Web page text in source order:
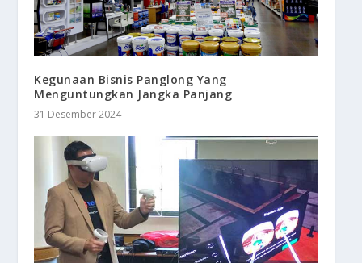
Kegunaan Bisnis Panglong Yang
Menguntungkan Jangka Panjang
31 Desember 2024